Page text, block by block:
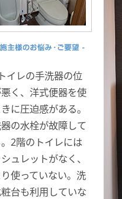
イレの手洗器の位
く、洋式便器を使
に圧迫感がある。
の水栓が故障して
2階のトイレには
ュレットがなく、
使っていない。洗
台も利用していな